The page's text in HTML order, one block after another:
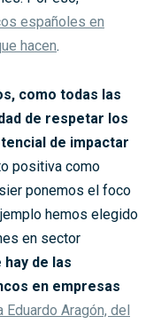
españoles en
hacen.
como todas las
de respetar los
de impactar
positiva como
ponemos el foco
hemos elegido
en sector
hay de las
en empresas
Eduardo Aragón, del